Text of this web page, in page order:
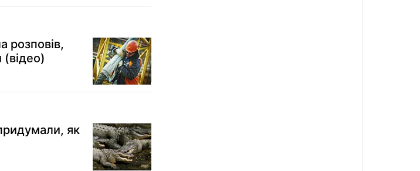
розповів,
(відео)
як